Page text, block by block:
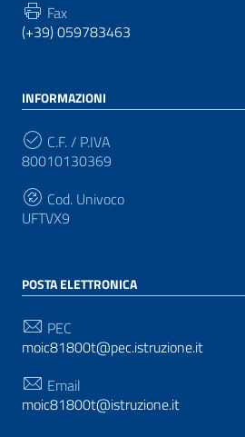
Fax
(+39) 059783463
INFORMAZIONI
C.F. / P.IVA
80010130369
Cod. Univoco
UFTVX9
POSTA ELETTRONICA
PEC
moic81800t@pec.istruzione.it
Email
moic81800t@istruzione.it